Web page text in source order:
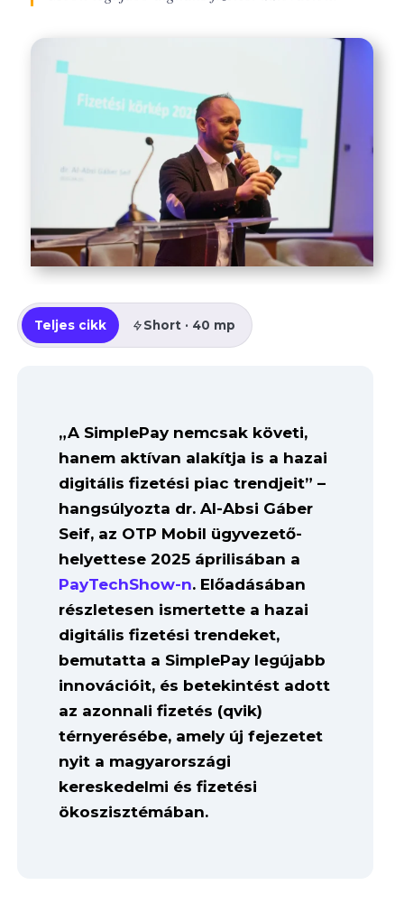
Teljes cikk Short · 40 mp
„A SimplePay nemcsak követi,
hanem aktívan alakítja is a hazai
digitális fizetési piac trendjeit” –
hangsúlyozta dr. Al-Absi Gáber
Seif, az OTP Mobil ügyvezető-
helyettese 2025 áprilisában a
PayTechShow-n. Előadásában
részletesen ismertette a hazai
digitális fizetési trendeket,
bemutatta a SimplePay legújabb
innovációit, és betekintést adott
az azonnali fizetés (qvik)
térnyerésébe, amely új fejezetet
nyit a magyarországi
kereskedelmi és fizetési
ökoszisztémában.